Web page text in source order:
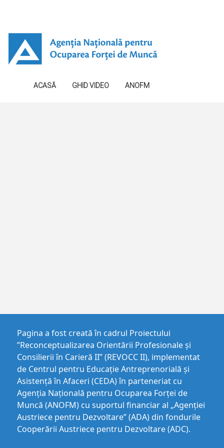
ACASĂ GHID VIDEO ANOFM
Pagina a fost creată în cadrul Proiectului
”Reconceptualizarea Orientării Profesionale și
Consilierii în Carieră II” (REVOCC II), implementat
de Centrul pentru Educaţie Antreprenorială şi
Asistenţă în Afaceri (CEDA) în parteneriat cu
Agenția Națională pentru Ocuparea Forței de
Muncă (ANOFM) cu suportul financiar al „Agenției
Austriece pentru Dezvoltare” (ADA) din fondurile
Cooperării Austriece pentru Dezvoltare (ADC).